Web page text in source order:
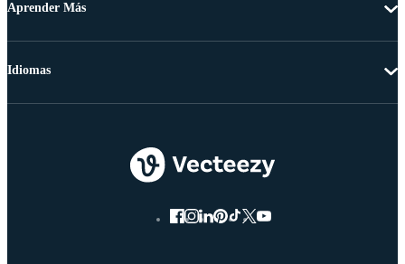
Aprender Más
Idiomas